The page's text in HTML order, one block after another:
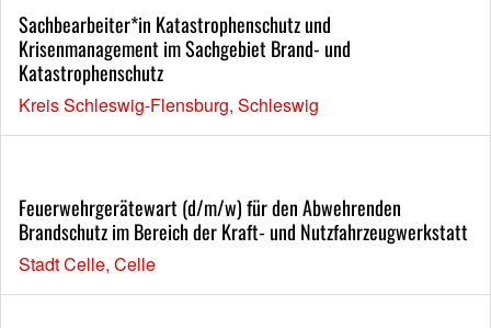
Sachbearbeiter*in Katastrophenschutz und
Krisenmanagement im Sachgebiet Brand- und
Katastrophenschutz
Kreis Schleswig-Flensburg, Schleswig
Feuerwehrgerätewart (d/m/w) für den Abwehrenden
Brandschutz im Bereich der Kraft- und Nutzfahrzeugwerkstatt
Stadt Celle, Celle